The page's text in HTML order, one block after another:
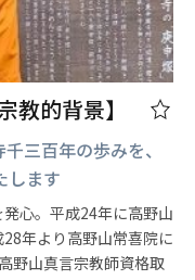
教的背景】
三百年の歩みを、
します
心。平成24年に高野山
年より高野山常喜院に
野山真言宗教師資格取